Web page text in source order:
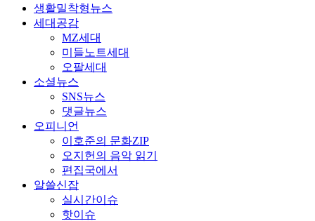
생활밀착형뉴스
세대공감
MZ세대
미들노트세대
오팔세대
소셜뉴스
SNS뉴스
댓글뉴스
오피니언
이호준의 문화ZIP
오지헌의 음악 읽기
편집국에서
알쓸신잡
실시간이슈
핫이슈